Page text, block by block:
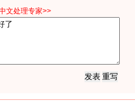
文处理专家>>